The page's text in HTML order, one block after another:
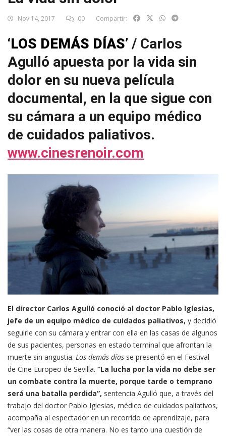
Nov 14, 2017 00 Compartir:
‘LOS DEMÁS DÍAS’ / Carlos
Agulló apuesta por la vida sin
dolor en su nueva película
documental, en la que sigue con
su cámara a un equipo médico
de cuidados paliativos.
www.cinesrenoir.com
El director Carlos Agulló conoció al doctor Pablo Iglesias,
jefe de un equipo médico de cuidados paliativos, y decidió
seguirle con su cámara y entrar con ella en las casas de algunos
de sus pacientes, personas en estado terminal que afrontan la
muerte sin angustia. Los demás días se presentó en el Festival
de Cine Europeo de Sevilla. “La lucha por la vida no debe ser
un combate contra la muerte, porque tarde o temprano
será una batalla perdida”, sentencia Agulló que, a través del
trabajo del doctor Pablo Iglesias, médico de cuidados paliativos,
acompaña al espectador en un recorrido de aprendizaje, para
“ver las cosas de otra manera. No es tanto una cuestión de